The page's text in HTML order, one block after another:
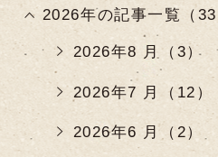
2026年の記事一覧（33
2026年8 月（3）
2026年7 月（12）
2026年6 月（2）